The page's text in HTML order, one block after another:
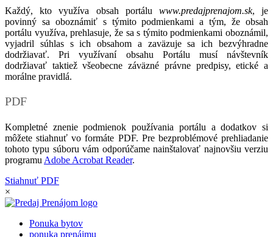
Každý, kto využíva obsah portálu www.predajprenajom.sk, je
povinný sa oboznámiť s týmito podmienkami a tým, že obsah
portálu využíva, prehlasuje, že sa s týmito podmienkami oboznámil,
vyjadril súhlas s ich obsahom a zaväzuje sa ich bezvýhradne
dodržiavať. Pri využívaní obsahu Portálu musí návštevník
dodržiavať taktiež všeobecne záväzné právne predpisy, etické a
morálne pravidlá.
PDF
Kompletné znenie podmienok používania portálu a dodatkov si
môžete stiahnuť vo formáte PDF. Pre bezproblémové prehliadanie
tohoto typu súboru vám odporúčame nainštalovať najnovšiu verziu
programu Adobe Acrobat Reader.
Stiahnuť PDF
×
Ponuka bytov
ponuka prenájmu